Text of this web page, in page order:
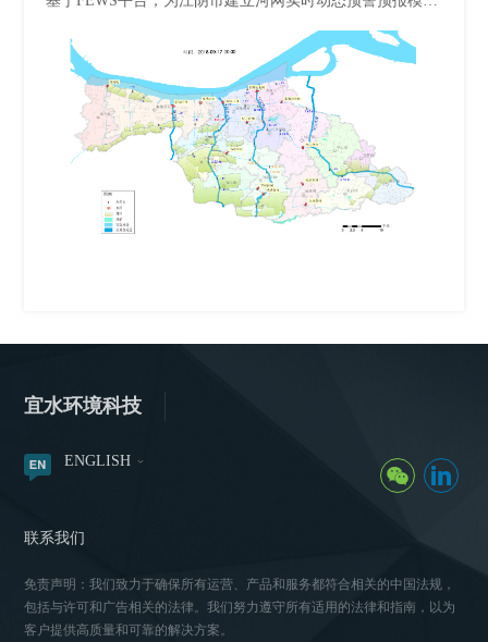
宜水环境科技
ENGLISH
联系我们
免责声明：我们致力于确保所有运营、产品和服务都符合相关的中国法规，
包括与许可和广告相关的法律。我们努力遵守所有适用的法律和指南，以为
客户提供高质量和可靠的解决方案。